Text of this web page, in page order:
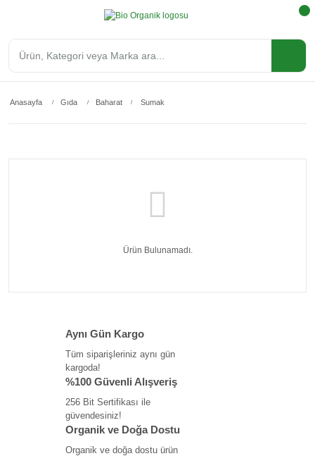
Anasayfa Gıda Baharat Sumak
Ürün Bulunamadı.
Aynı Gün Kargo
Tüm siparişleriniz aynı gün
kargoda!
%100 Güvenli Alışveriş
256 Bit Sertifikası ile
güvendesiniz!
Organik ve Doğa Dostu
Organik ve doğa dostu ürün